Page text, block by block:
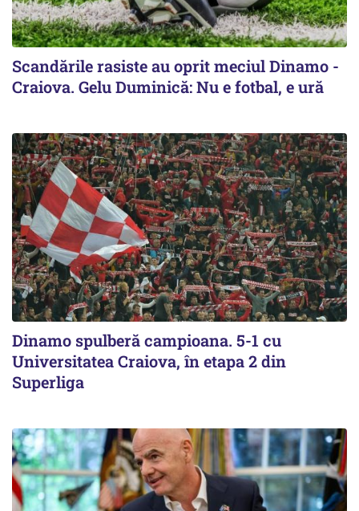
Scandările rasiste au oprit meciul Dinamo -
Craiova. Gelu Duminică: Nu e fotbal, e ură
Dinamo spulberă campioana. 5-1 cu
Universitatea Craiova, în etapa 2 din
Superliga